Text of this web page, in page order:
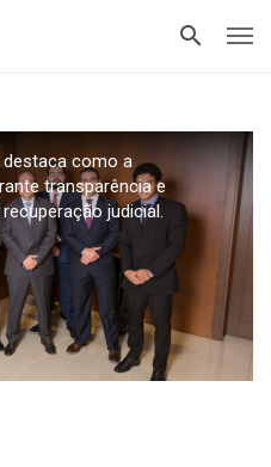
destaca como a
transparência e
judicial.